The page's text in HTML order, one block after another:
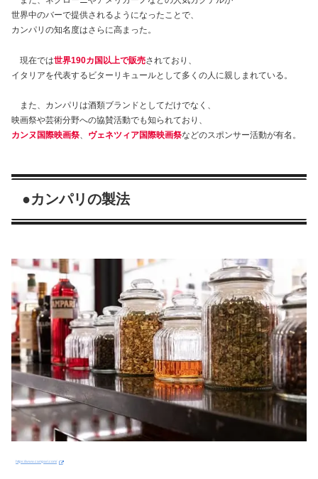
世界中のバーで提供されるようになったことで、
カンパリの知名度はさらに高まった。
現在では世界190カ国以上で販売されており、
イタリアを代表するビターリキュールとして多くの人に親しまれている。
また、カンパリは酒類ブランドとしてだけでなく、
映画祭や芸術分野への協賛活動でも知られており、
カンヌ国際映画祭、 ヴェネツィア国際映画祭などのスポンサー活動が有名。
●カンパリの製法
https://www.campari.com/